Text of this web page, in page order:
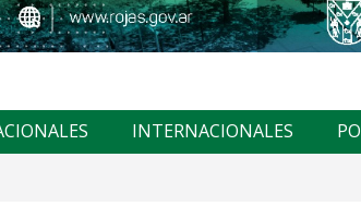
INTERNACIONALES